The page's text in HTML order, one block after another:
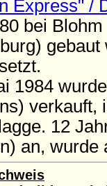
Express" /
bei
1984
verkauft,
12
an, wurde